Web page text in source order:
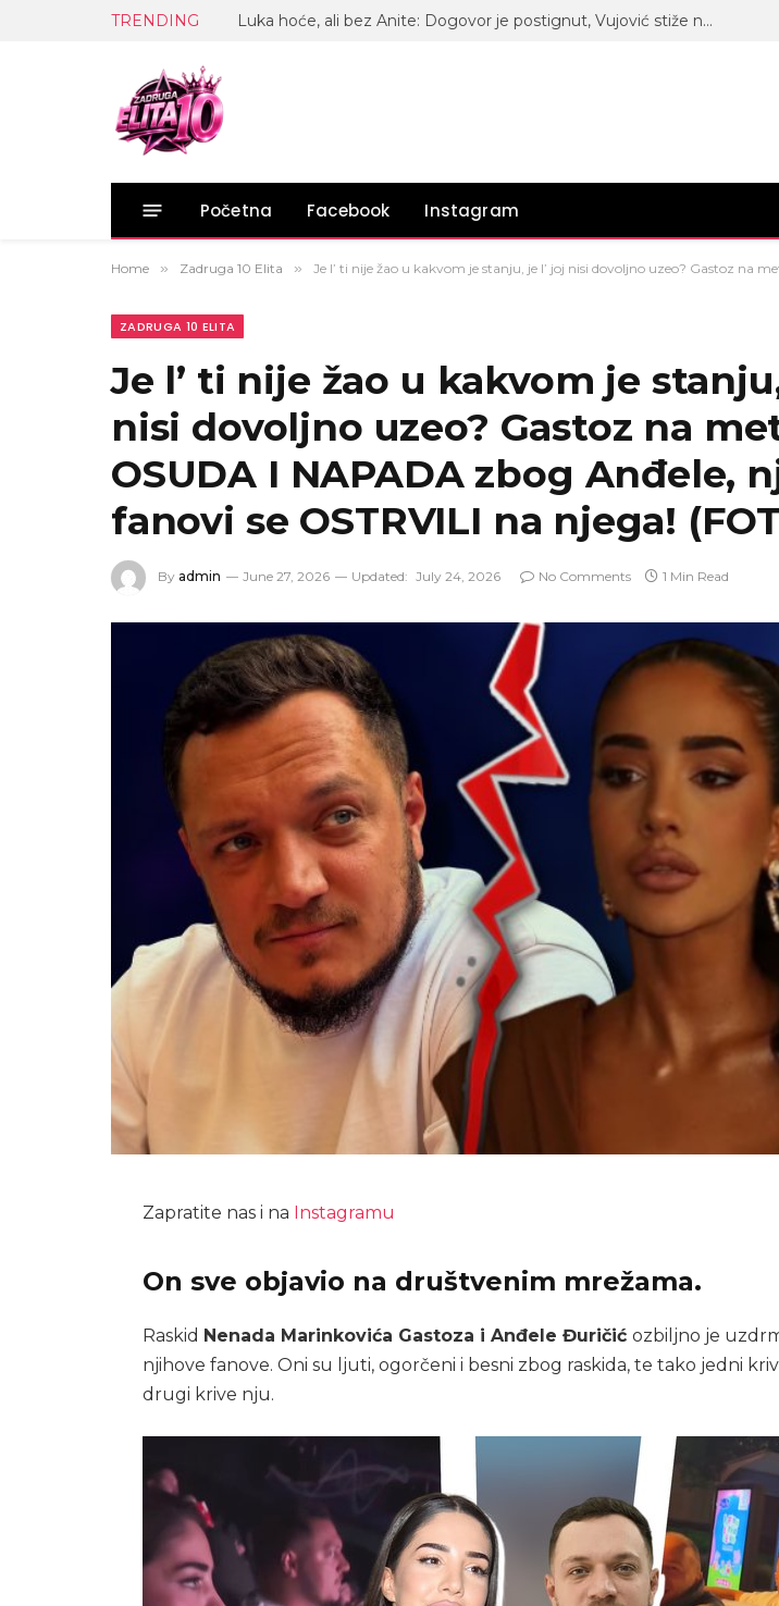
TRENDING Luka hoće, ali bez Anite: Dogovor je postignut, Vujović stiže na Pink televiziju zbog ovoga
Početna Facebook Instagram
Home » Zadruga 10 Elita » Je l’ ti nije žao u kakvom je stanju, je l’ joj nisi dovoljno uzeo? Gastoz na
ZADRUGA 10 ELITA
Je l’ ti nije žao u kakvom je
nisi dovoljno uzeo? Gastoz na
OSUDA I NAPADA zbog Anđele,
fanovi se OSTRVILI na njega!
By admin June 27, 2026 Updated: July 24, 2026 No Comments 1 Min Read
Zapratite nas i na Instagramu
On sve objavio na društvenim mrežama.
Raskid Nenada Marinkovića Gastoza i Anđele Đuričićozbiljno je
njihove fanove. Oni su ljuti, ogorčeni i besni zbog raskida, te tako jedni
drugi krive nju.